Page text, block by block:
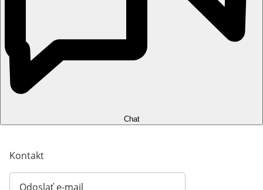
Chat
Kontakt
Odoslať e-mail